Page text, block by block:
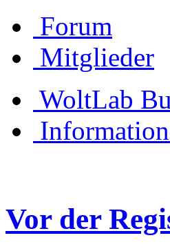
Forum
Mitglieder
WoltLab
Vor der